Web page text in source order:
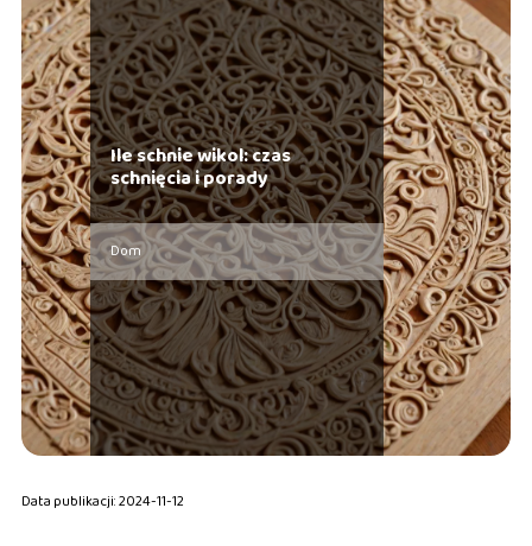
Ile schnie wikol: czas
schnięcia i porady
Dom
Data publikacji: 2024-11-12